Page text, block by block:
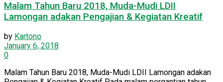
Malam Tahun Baru 2018, Muda-Mudi LDII
Lamongan adakan Pengajian & Kegiatan Kreatif
by Kartono
January 6, 2018
0
Malam Tahun Baru 2018, Muda-Mudi LDII Lamongan adakan